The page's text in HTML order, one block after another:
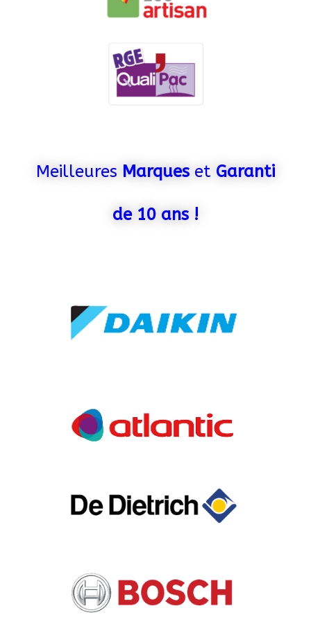
Meilleures Marqueset Garanti
de 10 ans !